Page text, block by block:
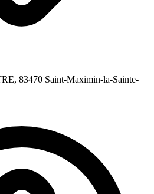
83470 Saint-Maximin-la-Sainte-